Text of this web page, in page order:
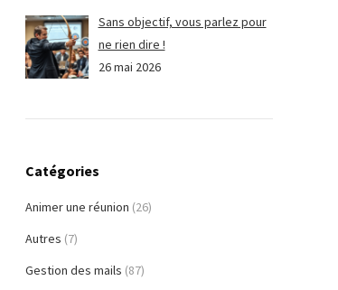
Sans objectif, vous parlez pour
ne rien dire !
26 mai 2026
Catégories
Animer une réunion (26)
Autres (7)
Gestion des mails (87)